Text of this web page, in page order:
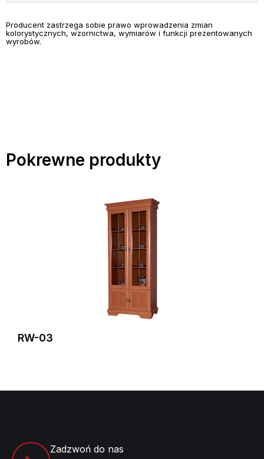
Producent zastrzega sobie prawo wprowadzenia zmian
kolorystycznych, wzornictwa, wymiarów i funkcji prezentowanych
wyrobów.
Pokrewne produkty
RW-03
Zadzwoń do nas